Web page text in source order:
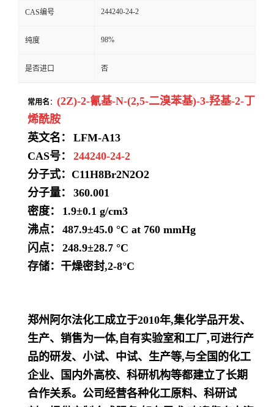
CAS编号 244240-24-2
纯度 98%
是否进口 否
常用名 ： (2Z)-2-氰基-N-(2,5-二溴苯基)-3-羟基-2-丁
烯酰胺
英文名：
LFM-A13
CAS号：
244240-24-2
分子式： C11H8Br2N2O2
分子量：
360.001
密度：
1.9±0.1 g/cm3
沸点：
487.9±45.0 °C at 760 mmHg
闪点：
248.9±28.7 °C
存储：干燥密封,2-8°C
郑州阿尔法化工成立于2010年,集化学品开发、
生产、销售为一体,自有实验室和工厂,可进行产
品的研发、小试、中试、生产等,与全国的化工
企业、国内外高校、科研机构等都建立了长期
合作关系。公司经营各种化工原料、科研试